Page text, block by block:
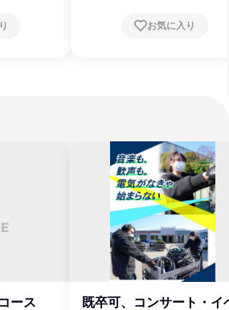
お気に入り
ース
既卒可、コンサート・イ